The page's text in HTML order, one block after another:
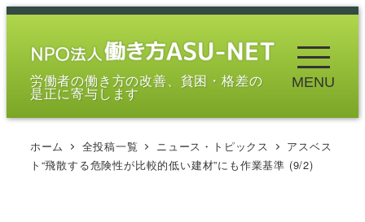
メ
労働者の働き方の改善、貧困・格差の
是正に寄与します
MENU
ホーム 全投稿一覧 ニュース・トピックス
アスベス
ト“飛散する危険性が比較的低い建材”にも作業基準 (9/2)